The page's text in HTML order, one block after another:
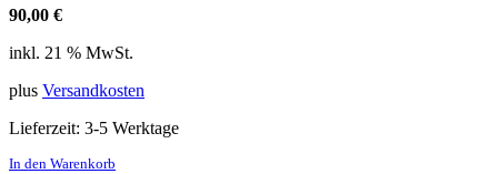
90,00 €
inkl. 21 % MwSt.
plus Versandkosten
Lieferzeit: 3-5 Werktage
In den Warenkorb